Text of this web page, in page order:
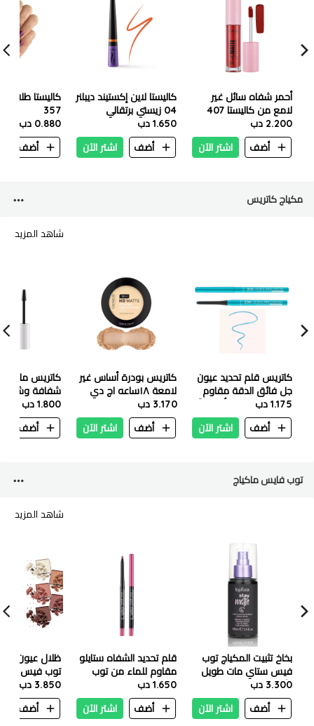
أحمر شفاه سائل غير
لامع من كاليستا 407
2.200 دب
أضف
اشتر الآن
كاليستا لاين إكستيند ديبلنر
04 زيستي برتقالي
1.650 دب
أضف
اشتر الآن
كاليستا طلاء
357
0.880 دب
أضف
مكياج كاتريس
شاهد المزيد
كاتريس قلم تحديد عيون
جل فائق الدقة مقاوم
للماء 20H 090 أوشن آيز
1.175 دب
أضف
اشتر الآن
كاتريس بودرة أساس غير
لامعة ١٨ساعه اج دي
من 010W
3.170 دب
أضف
اشتر الآن
كاتريس
شفافة
1.800 دب
أضف
توب فايس ماكياج
شاهد المزيد
بخاخ تثبيت المكياج توب
فيس ستاي مات طويل
الأمد - 100 مل
3.300 دب
أضف
اشتر الآن
قلم تحديد الشفاه ستايلو
مقاوم للماء من توب
فيس PT618 - 014
1.650 دب
أضف
اشتر الآن
ظلال عيون
Pt501018
3.850 دب
أضف